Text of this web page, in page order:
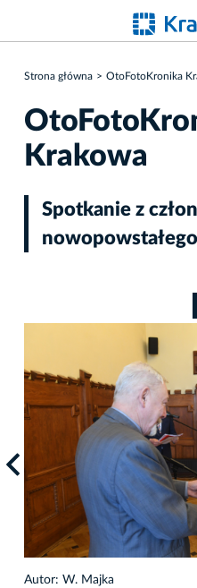
Strona główna OtoFotoKronika
Krakowa
Spotkanie z
Autor: W. Majka